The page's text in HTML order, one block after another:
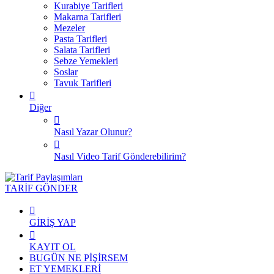
Kurabiye Tarifleri
Makarna Tarifleri
Mezeler
Pasta Tarifleri
Salata Tarifleri
Sebze Yemekleri
Soslar
Tavuk Tarifleri
Diğer
Nasıl Yazar Olunur?
Nasıl Video Tarif Gönderebilirim?
TARİF GÖNDER
GİRİŞ YAP
KAYIT OL
BUGÜN NE PİŞİRSEM
ET YEMEKLERİ